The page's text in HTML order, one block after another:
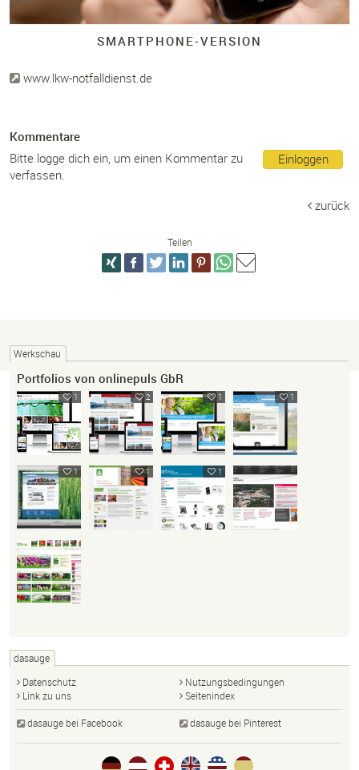
SMARTPHONE-VERSION
www.lkw-notfalldienst.de
Kommentare
Einloggen
Bitte logge dich ein, um einen Kommentar zu
verfassen.
zurück
Teilen
Werkschau
Portfolios von onlinepuls GbR
1 2 1 1
1 1 1
dasauge
Datenschutz
Nutzungsbedingungen
Link zu uns
Seitenindex
dasauge bei Facebook dasauge bei Pinterest